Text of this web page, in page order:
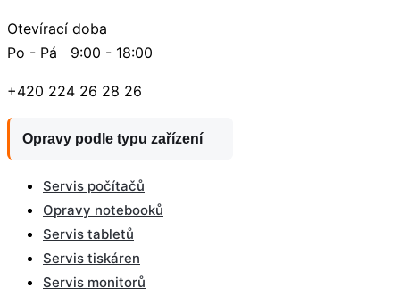
Otevírací doba
Po - Pá 9:00 - 18:00
+420 224 26 28 26
Opravy podle typu zařízení
Servis počítačů
Opravy notebooků
Servis tabletů
Servis tiskáren
Servis monitorů